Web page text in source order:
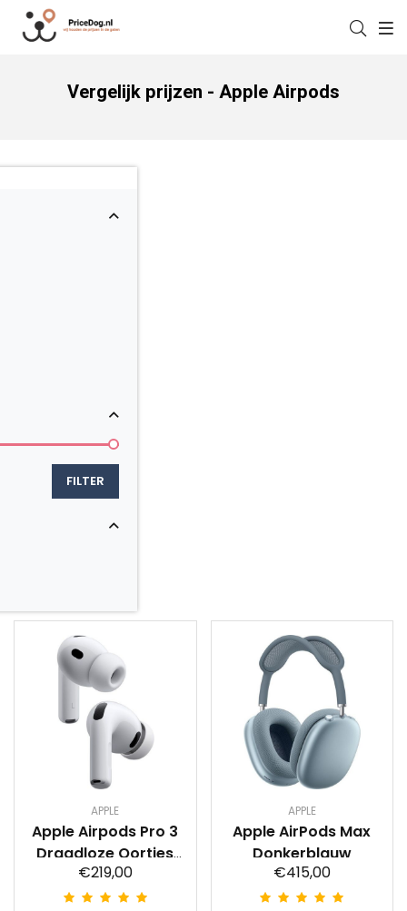
Vergelijk prijzen - Apple Airpods
APPLE
Apple Airpods Pro 3
Draadloze Oortjes
Wit
€219,00
APPLE
Apple AirPods Max
Donkerblauw
€415,00